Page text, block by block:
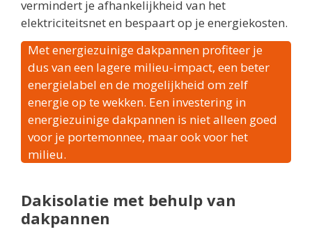
vermindert je afhankelijkheid van het
elektriciteitsnet en bespaart op je energiekosten.
Met energiezuinige dakpannen profiteer je
dus van een lagere milieu-impact, een beter
energielabel en de mogelijkheid om zelf
energie op te wekken. Een investering in
energiezuinige dakpannen is niet alleen goed
voor je portemonnee, maar ook voor het
milieu.
Dakisolatie met behulp van
dakpannen